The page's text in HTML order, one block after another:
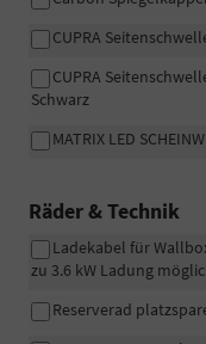
CUPRA
CUPRA
Schwarz
MATRIX LED
Räder & Technik
Ladekabel für
zu 3.6 kW Ladung
Reserverad